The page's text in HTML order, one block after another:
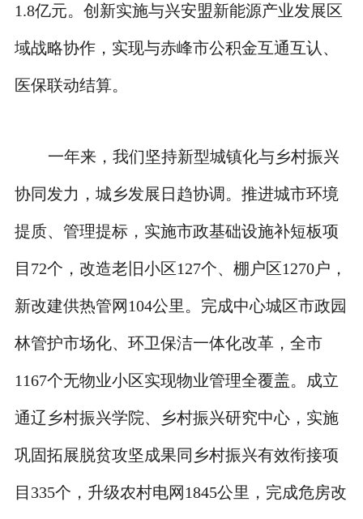
1.8亿元。创新实施与兴安盟新能源产业发展区
域战略协作，实现与赤峰市公积金互通互认、
医保联动结算。
一年来，我们坚持新型城镇化与乡村振兴
协同发力，城乡发展日趋协调。推进城市环境
提质、管理提标，实施市政基础设施补短板项
目72个，改造老旧小区127个、棚户区1270户，
新改建供热管网104公里。完成中心城区市政园
林管护市场化、环卫保洁一体化改革，全市
1167个无物业小区实现物业管理全覆盖。成立
通辽乡村振兴学院、乡村振兴研究中心，实施
巩固拓展脱贫攻坚成果同乡村振兴有效衔接项
目335个，升级农村电网1845公里，完成危房改